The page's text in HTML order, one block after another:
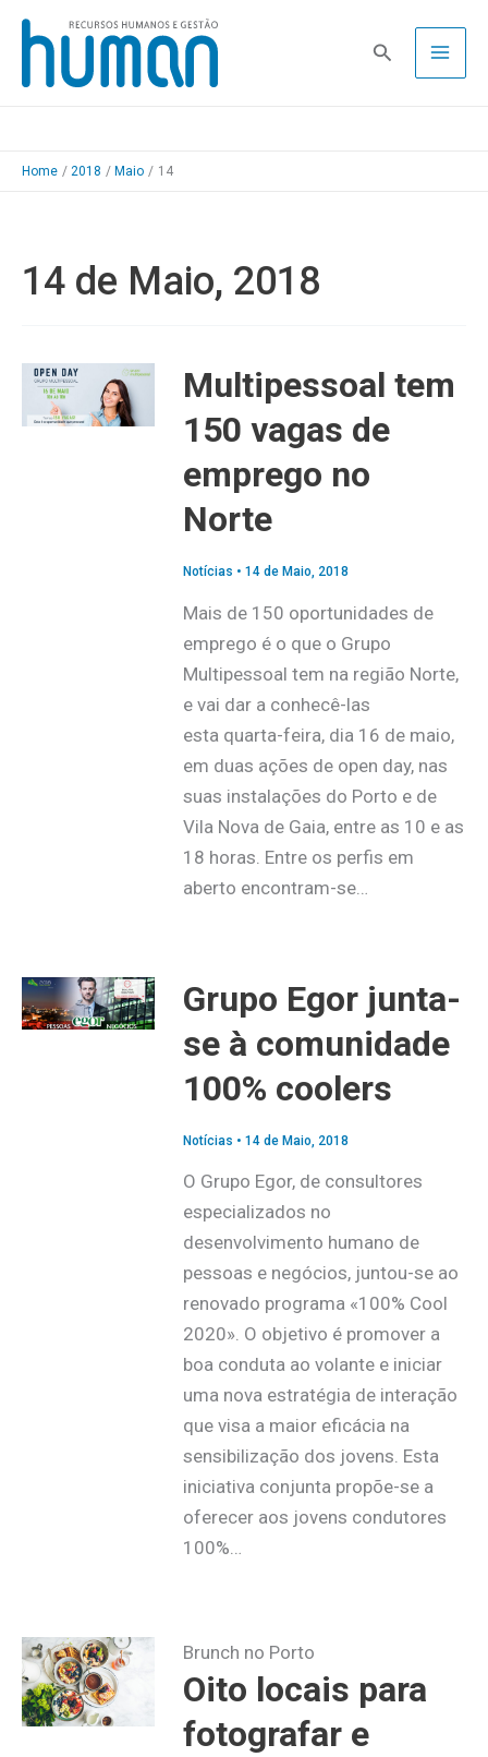
Skip
content
Pesquisa
Home 2018 Maio 14
14 de Maio, 2018
Multipessoal tem
150 vagas de
emprego no
Norte
Notícias • 14 de Maio, 2018
Mais de 150 oportunidades de
emprego é o que o Grupo
Multipessoal tem na região Norte,
e vai dar a conhecê-las ​
esta quarta-feira​, dia 16 de maio​,
em duas ações de open day, nas
suas instalações do Porto e de
Vila Nova de Gaia, entre as 10 e as
18 horas. Entre os perfis em
aberto encontram-se…
Grupo Egor junta-
se à comunidade
100% coolers
Notícias • 14 de Maio, 2018
O Grupo Egor, de consultores
especializados no
desenvolvimento humano de
pessoas e negócios, juntou-se ao
renovado programa «100% Cool
2020». O objetivo é promover a
boa conduta ao volante e iniciar
uma nova estratégia de interação
que visa a maior eficácia na
sensibilização dos jovens. Esta
iniciativa conjunta propõe-se a
oferecer aos jovens condutores
100%…
Brunch no Porto
Oito locais para
fotografar e